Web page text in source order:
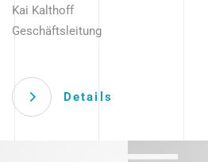
Kai Kalthoff
Geschäftsleitung
Details